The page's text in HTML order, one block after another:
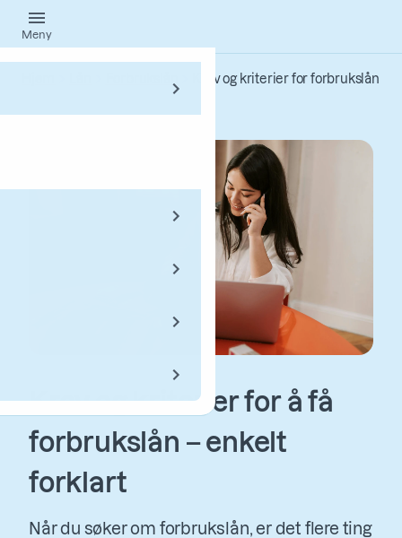
Hopp
til
Meny
Krav og kriterier for forbrukslån
Krav og kriterier for å få
forbrukslån – enkelt
forklart
Når du søker om forbrukslån, er det flere ting